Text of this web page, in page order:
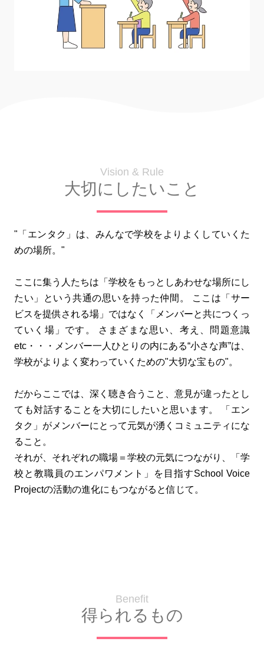
Vision & Rule
大切にしたいこと
"「エンタク」は、みんなで学校をよりよくしていくた
めの場所。"
ここに集う人たちは「学校をもっとしあわせな場所にし
たい」という共通の思いを持った仲間。 ここは「サー
ビスを提供される場」ではなく「メンバーと共につくっ
ていく場」です。 さまざまな思い、考え、問題意識
etc・・・メンバー一人ひとりの内にある“小さな声”は、
学校がよりよく変わっていくための"大切な宝もの"。
だからここでは、深く聴き合うこと、意見が違ったとし
ても対話することを大切にしたいと思います。 「エン
タク」がメンバーにとって元気が湧くコミュニティにな
ること。
それが、それぞれの職場＝学校の元気につながり、「学
校と教職員のエンパワメント」を目指すSchool Voice
Projectの活動の進化にもつながると信じて。
Benefit
得られるもの